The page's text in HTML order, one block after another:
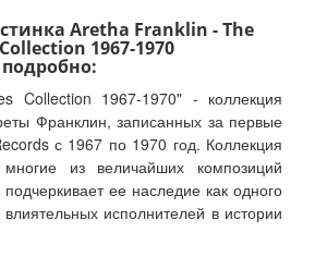
Aretha Franklin - The
1967-1970
подробно:
Collection 1967-1970" - коллекция
Франклин, записанных за первые
с 1967 по 1970 год. Коллекция
из величайших композиций
ее наследие как одного
исполнителей в истории